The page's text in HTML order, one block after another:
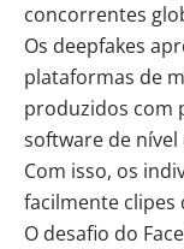
concorrentes
Os deepfakes
plataformas de
produzidos com
software de
Com isso, os
facilmente clipes
O desafio do